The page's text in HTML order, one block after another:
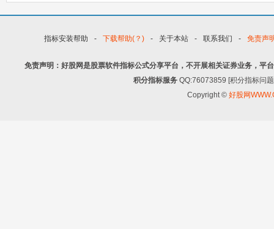
指标安装帮助 - 下载帮助(？) - 关于本站 - 联系我们 - 免责声
免责声明：好股网是股票软件指标公式分享平台，不开展相关证券业务，平
积分指标服务 QQ:76073859 [积分指标问
Copyright © 好股网